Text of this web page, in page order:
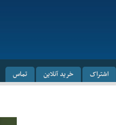
اشتراک خرید آنلاین تماس